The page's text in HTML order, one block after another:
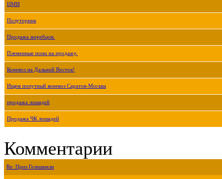
ЦМИ
Полуторник
Продажа жеребцов.
Племенные пони на продажу.
Коневоз на Дальний Восток!
Ищем попутный коневоз Саратов-Москва
продажа лошадей
Продажа ЧК лошадей
Комментарии
Re: Приз Гелишикли